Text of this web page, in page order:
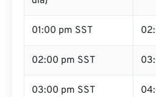
01:00 pm SST
02:00 pm SST
03:00 pm SST